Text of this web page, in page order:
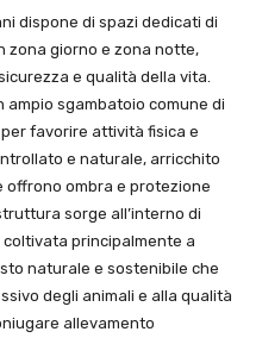
dispone di spazi dedicati di
zona giorno e zona notte,
e qualità della vita.
ampio sgambatoio comune di
favorire attività fisica e
e naturale, arricchito
offrono ombra e protezione
sorge all’interno di
principalmente a
naturale e sostenibile che
degli animali e alla qualità
allevamento